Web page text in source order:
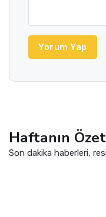
Yorum Yap
Haftanın
Son dakika haberleri,